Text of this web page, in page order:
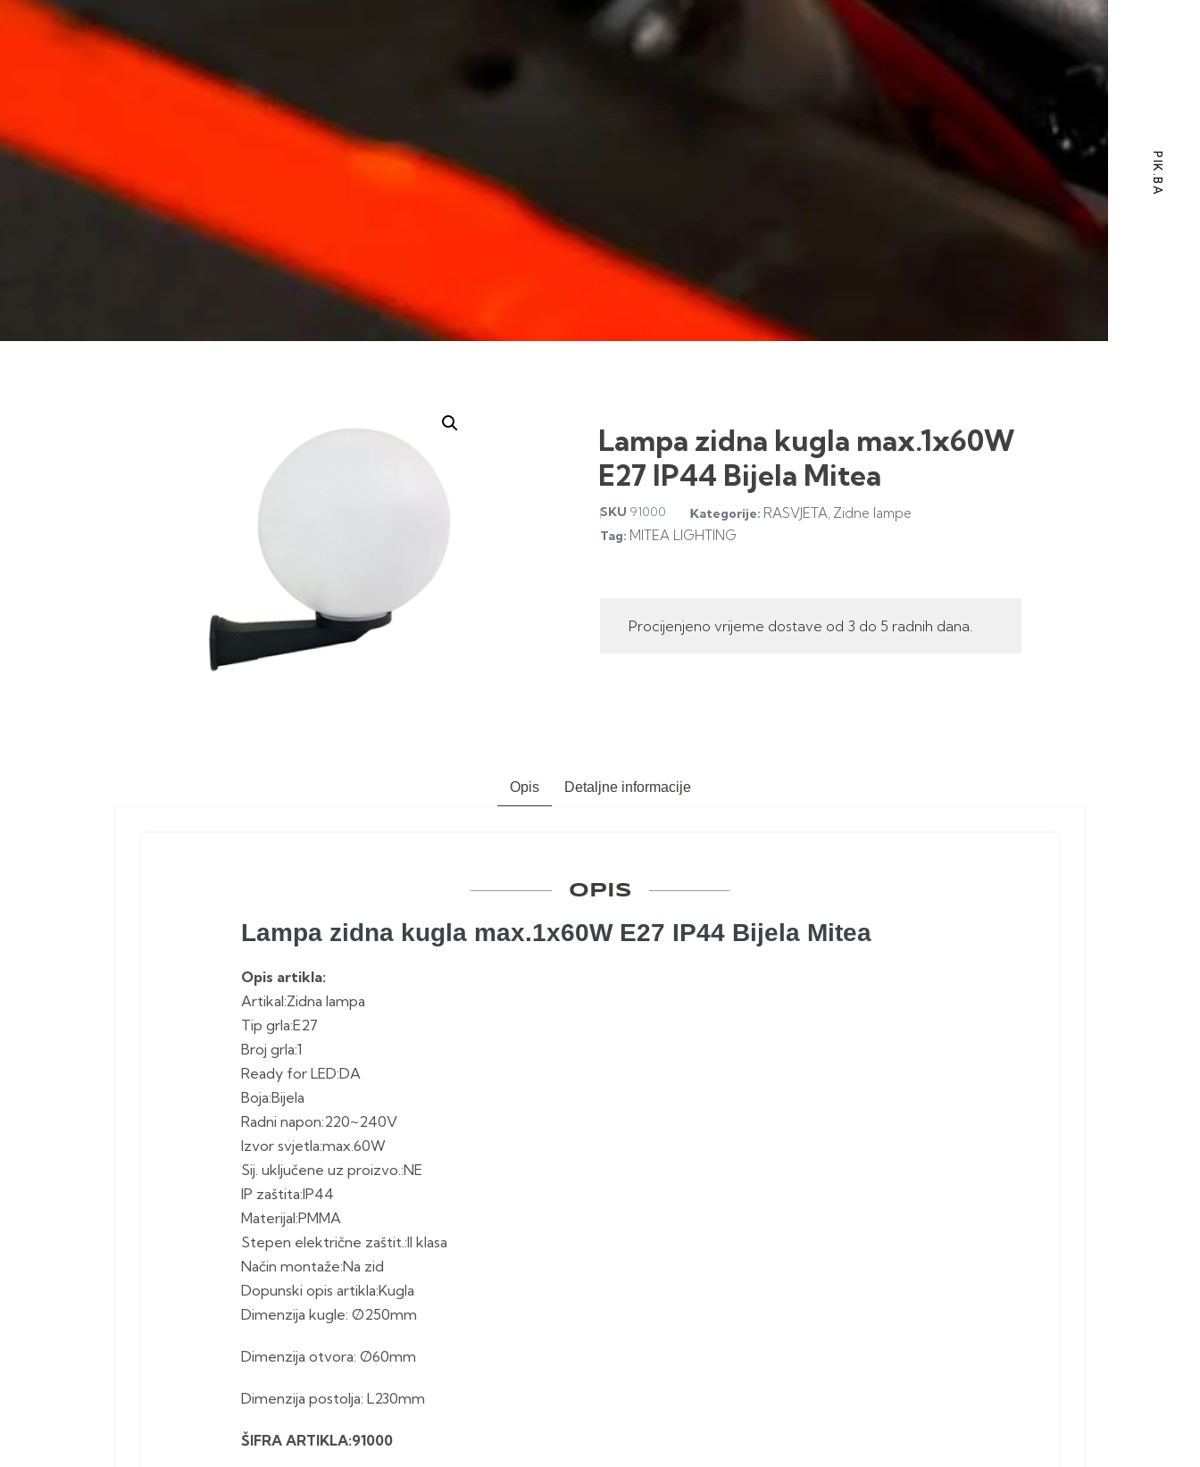
Lampa zidna kugla max.1x60W
E27 IP44 Bijela Mitea
SKU 91000 Kategorije: RASVJETA, Zidne lampe
Tag: MITEA LIGHTING
Procijenjeno vrijeme dostave od 3 do 5 radnih dana.
Opis Detaljne informacije
OPIS
Lampa zidna kugla max.1x60W E27 IP44 Bijela Mitea
Opis artikla:
Artikal:Zidna lampa
Tip grla:E27
Broj grla:1
Ready for LED:DA
Boja:Bijela
Radni napon:220~240V
Izvor svjetla:max.60W
Sij. uključene uz proizvo.:NE
IP zaštita:IP44
Materijal:PMMA
Stepen električne zaštit.:II klasa
Način montaže:Na zid
Dopunski opis artikla:Kugla
Dimenzija kugle: Ø250mm
Dimenzija otvora: Ø60mm
Dimenzija postolja: L230mm
ŠIFRA ARTIKLA:91000
PIK.BA